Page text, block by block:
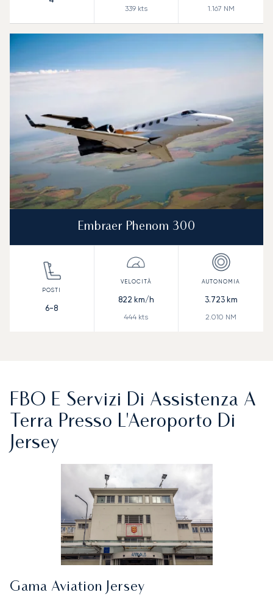
339kts 1.167 NM
Embraer Phenom 300
6-8
822 km/h
444 kts
3.723km
2.010 NM
FBO E Servizi Di Assistenza A
Terra Presso L'Aeroporto Di
Jersey
Gama Aviation Jersey